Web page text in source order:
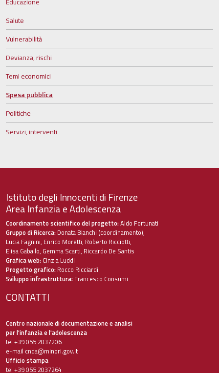
Salute
Vulnerabilità
Devianza, rischi
Temi economici
Spesa pubblica
Politiche
Servizi, interventi
Istituto degli Innocenti di Firenze
Area Infanzia e Adolescenza
Coordinamento scientifico del progetto:Aldo Fortunati
Gruppo di Ricerca: Donata Bianchi (coordinamento),
Lucia Fagnini, Enrico Moretti, Roberto Ricciotti,
Elisa Gaballo, Gemma Scarti, Riccardo De Santis
Grafica web: Cinzia Luddi
Progetto grafico: Rocco Ricciardi
Sviluppo infrastruttura: Francesco Consumi
CONTATTI
Centro nazionale di documentazione e analisi
per l'infanzia e l'adolescenza
tel +39 055 2037206
e-mail cnda@minori.gov.it
Ufficio stampa
tel +39 055 2037264